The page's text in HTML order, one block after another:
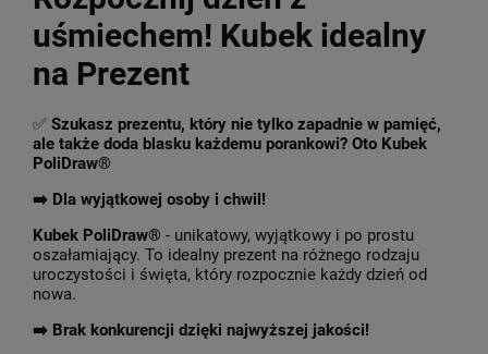
uśmiechem! Kubek idealny
na Prezent
✅ Szukasz prezentu, który nie tylko zapadnie w pamięć,
ale także doda blasku każdemu porankowi? Oto Kubek
PoliDraw®
➡️ Dla wyjątkowej osoby i chwil!
Kubek PoliDraw® - unikatowy, wyjątkowy i po prostu
oszałamiający. To idealny prezent na różnego rodzaju
uroczystości i święta, który rozpocznie każdy dzień od
nowa.
➡️ Brak konkurencji dzięki najwyższej jakości!